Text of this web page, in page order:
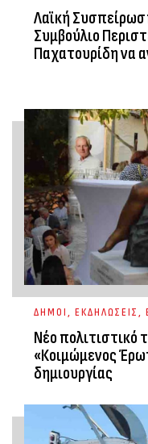
Λαϊκή
Συμβούλιο
Παχατουρίδη να
ΔΗΜΟΙ, ΕΚΔΗΛΩΣΕΙΣ,
Νέο πολιτιστικό
«Κοιμώμενος
δημιουργίας